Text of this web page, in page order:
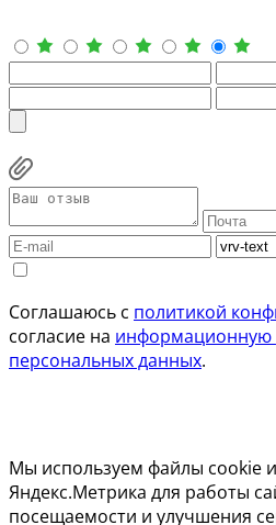
Соглашаюсь с политикой
согласие на информационную
персональных данных.
Мы используем файлы cookie
Яндекс.Метрика для работы
посещаемости и улучшения